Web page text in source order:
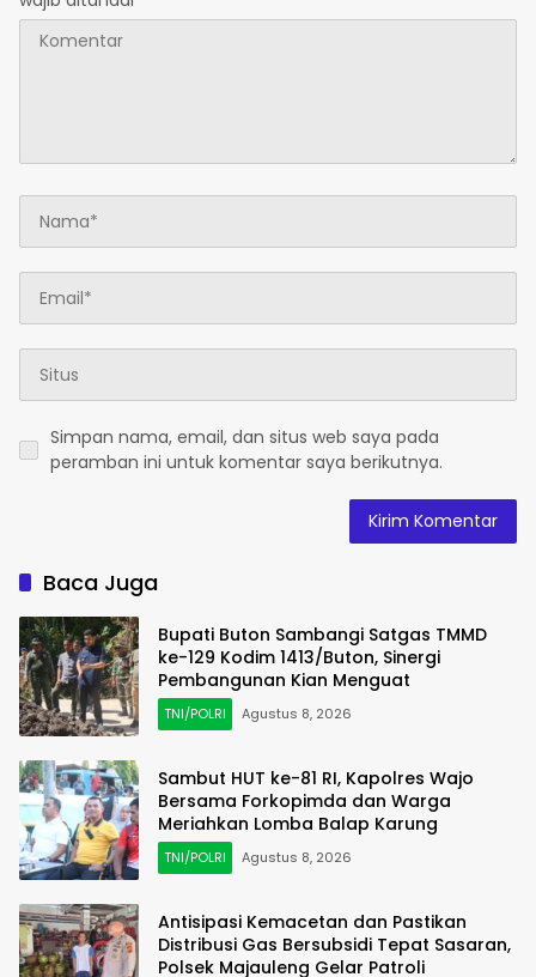
Simpan nama, email, dan situs web saya pada
peramban ini untuk komentar saya berikutnya.
Baca Juga
Bupati Buton Sambangi Satgas TMMD
ke-129 Kodim 1413/Buton, Sinergi
Pembangunan Kian Menguat
TNI/POLRI Agustus 8, 2026
Sambut HUT ke-81 RI, Kapolres Wajo
Bersama Forkopimda dan Warga
Meriahkan Lomba Balap Karung
TNI/POLRI Agustus 8, 2026
Antisipasi Kemacetan dan Pastikan
Distribusi Gas Bersubsidi Tepat Sasaran,
Polsek Majauleng Gelar Patroli